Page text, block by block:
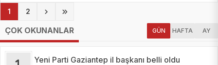
1 (current)
2
ÇOK OKUNANLAR GÜN HAFTA AY
Yeni Parti Gaziantep il başkanı belli oldu